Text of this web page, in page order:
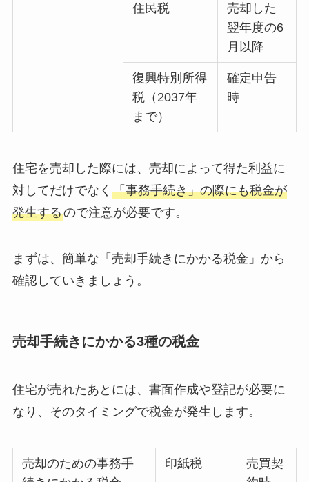
住民税
売却した
翌年度の6
月以降
復興特別所得
税（2037年
まで）
確定申告
時
住宅を売却した際には、売却によって得た利益に
対してだけでなく 「事務手続き」の際にも税金が
発生するので注意が必要です。
まずは、簡単な「売却手続きにかかる税金」から
確認していきましょう。
売却手続きにかかる3種の税金
住宅が売れたあとには、書面作成や登記が必要に
なり、そのタイミングで税金が発生します。
売却のための事務手
印紙税
売買契